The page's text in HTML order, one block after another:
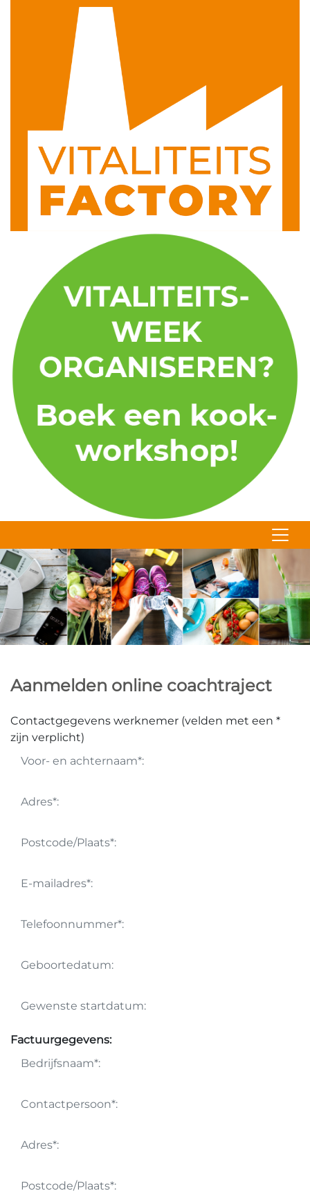
Aanmelden online coachtraject
Contactgegevens werknemer (velden met een *
zijn verplicht)
Factuurgegevens: